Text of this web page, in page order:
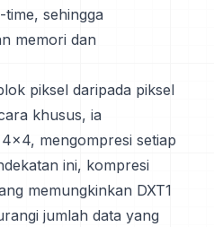
sehingga
memori dan
piksel daripada piksel
khusus, ia
mengompresi setiap
ini, kompresi
memungkinkan DXT1
jumlah data yang